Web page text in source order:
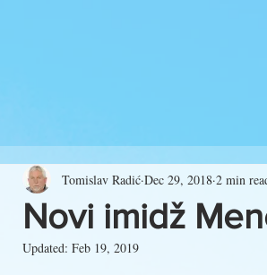
Novi imidž
Tomislav Radić Dec 29, 2018 2 min
Updated: Feb 19, 2019